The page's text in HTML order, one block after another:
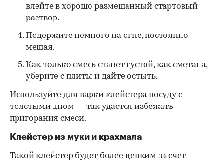
влейте в хорошо размешанный стартовый
раствор.
Подержите немного на огне, постоянно
мешая.
Как только смесь станет густой, как сметана,
уберите с плиты и дайте остыть.
Используйте для варки клейстера посуду с
толстыми дном — так удастся избежать
пригорания смеси.
Клейстер из муки и крахмала
Такой клейстер будет более цепким за счет